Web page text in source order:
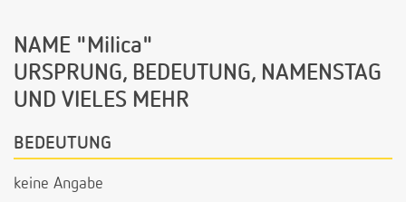
NAME "Milica"
URSPRUNG, BEDEUTUNG, NAMENSTAG
UND VIELES MEHR
BEDEUTUNG
keine Angabe